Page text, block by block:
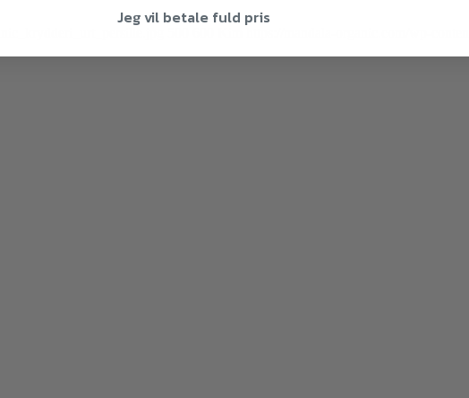
https://mandala-organic.com/wp-
Jeg vil betale fuld pris